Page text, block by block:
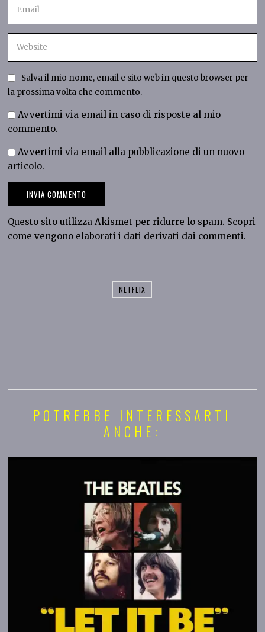
Salva il mio nome, email e sito web in questo browser per
la prossima volta che commento.
Avvertimi via email in caso di risposte al mio
commento.
Avvertimi via email alla pubblicazione di un nuovo
articolo.
Questo sito utilizza Akismet per ridurre lo spam. Scopri
come vengono elaborati i dati derivati dai commenti.
NETFLIX
POTREBBE INTERESSARTI
ANCHE: